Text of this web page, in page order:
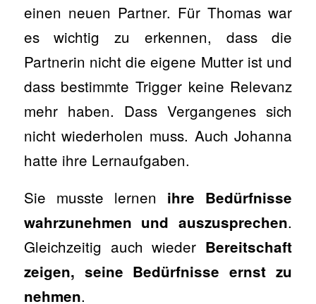
einen neuen Partner. Für Thomas war
es wichtig zu erkennen, dass die
Partnerin nicht die eigene Mutter ist und
dass bestimmte Trigger keine Relevanz
mehr haben. Dass Vergangenes sich
nicht wiederholen muss. Auch Johanna
hatte ihre Lernaufgaben.
Sie musste lernen ihre Bedürfnisse
wahrzunehmen und auszusprechen.
Gleichzeitig auch wieder Bereitschaft
zeigen, seine Bedürfnisse ernst zu
nehmen.